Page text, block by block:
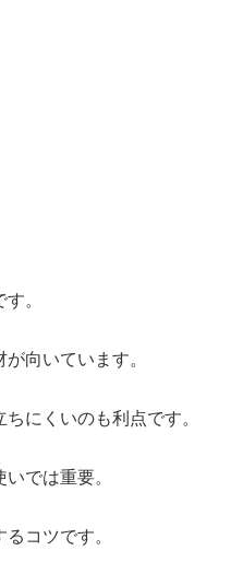
。
向いています。
にくいのも利点です。
では重要。
コツです。